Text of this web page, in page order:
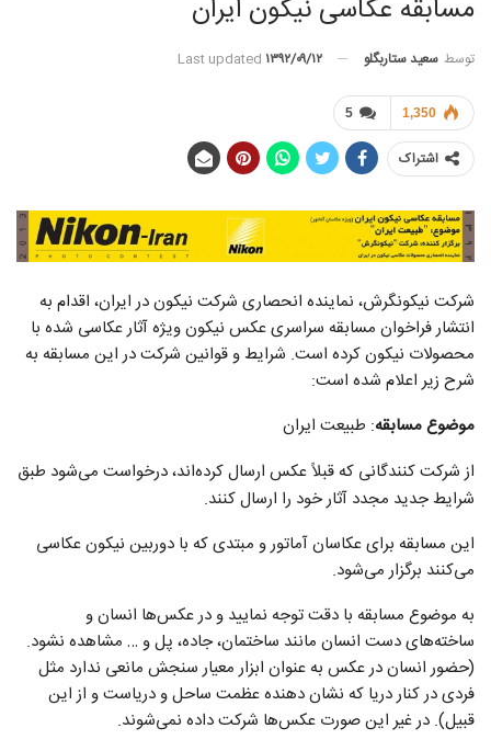
مسابقه عکاسی نیکون ایران
توسط سعید ستاربگلو Last updated ۱۳۹۲/۰۹/۱۲
5 1,350
اشتراک
شرکت نیکونگرش، نماینده انحصاری شرکت نیکون در ایران، اقدام به
انتشار فراخوان مسابقه سراسری عکس نیکون ویژه آثار عکاسی شده با
محصولات نیکون کرده است. شرایط و قوانین شرکت در این مسابقه به
شرح زیر اعلام شده است:
موضوع مسابقه: طبيعت ايران
از شرکت کنندگانی که قبلاً عکس ارسال کرده‌اند، درخواست می‌شود طبق
شرایط جدید مجدد آثار خود را ارسال کنند.
این مسابقه برای عکاسان آماتور و مبتدی که با دوربین نیکون عکاسی
می‌کنند برگزار می‌شود.
به موضوع مسابقه با دقت توجه نمایید و در عکس‌ها انسان و
ساخته‌های دست انسان مانند ساختمان، جاده، پل و … مشاهده نشود.
(حضور انسان در عکس به عنوان ابزار معیار سنجش مانعی ندارد مثل
فردی در کنار دریا که نشان دهنده عظمت ساحل و دریاست و از این
قبیل). در غیر این صورت عکس‌ها شرکت داده نمی‌شوند.